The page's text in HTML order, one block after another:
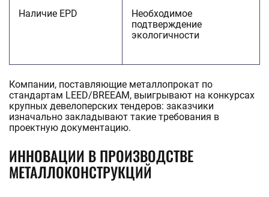
Наличие EPD
Необходимое
подтверждение
экологичности
Компании, поставляющие металлопрокат по
стандартам LEED/BREEAM, выигрывают на конкурсах
крупных девелоперских тендеров: заказчики
изначально закладывают такие требования в
проектную документацию.
ИННОВАЦИИ В ПРОИЗВОДСТВЕ
МЕТАЛЛОКОНСТРУКЦИЙ